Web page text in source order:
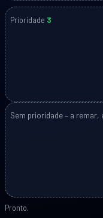
Prioridade 3
Sem prioridade – a
Pronto.